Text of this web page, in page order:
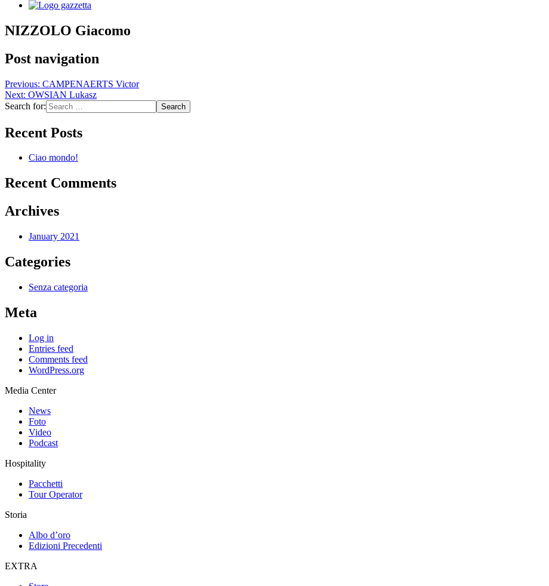
NIZZOLO Giacomo
Post navigation
Previous: CAMPENAERTS Victor
Next: OWSIAN Lukasz
Search for:
Recent Posts
Ciao mondo!
Recent Comments
Archives
January 2021
Categories
Senza categoria
Meta
Log in
Entries feed
Comments feed
WordPress.org
Media Center
News
Foto
Video
Podcast
Hospitality
Pacchetti
Tour Operator
Storia
Albo d’oro
Edizioni Precedenti
EXTRA